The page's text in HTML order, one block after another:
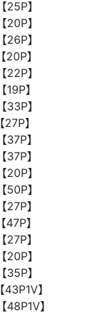
】
】
】
】
】
】
】
】
】
】
】
】
】
】
】
】
】
】
】